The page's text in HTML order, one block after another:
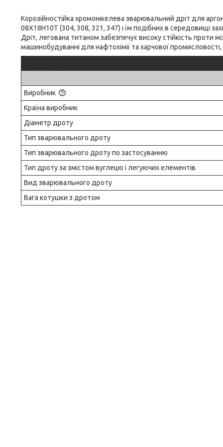
Корозійностійка хромонікелева зварювальний дріт для
08Х18Н10Т (304, 308, 321, 347) і їм подібних в середовищі
Дріт, легована титаном забезпечує високу стійкість проти
машинобудуванні для нафтохімії та харчової
Виробник
Країна виробник
Діаметр дроту
Тип зварювального дроту
Тип зварювального дроту по застосуванню
Тип дроту за змістом вуглецю і легуючих елементів
Вид зварювального дроту
Вага котушки з дротом